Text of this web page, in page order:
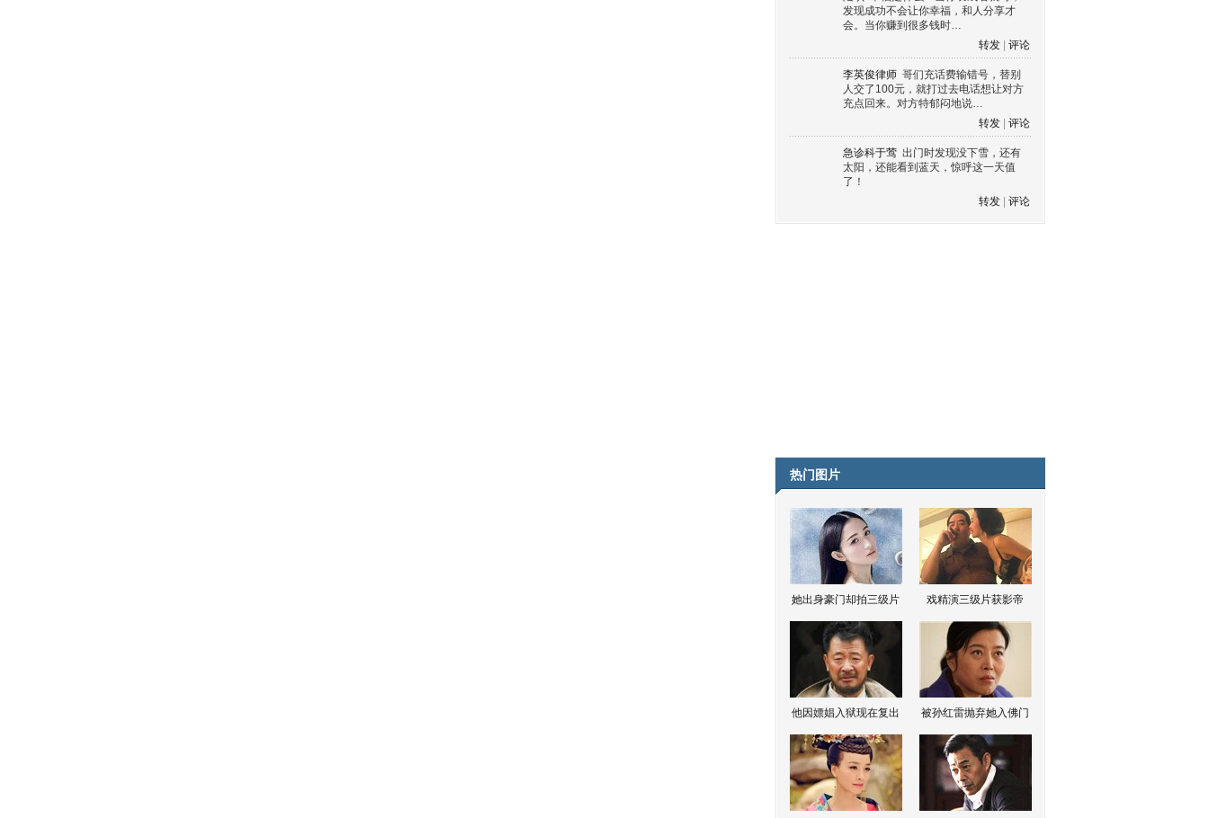
发现成功不会让你幸福，和人分享才
会。当你赚到很多钱时…
转发
评论
李英俊律师 哥们充话费输错号，替别
人交了100元，就打过去电话想让对方
充点回来。对方特郁闷地说…
转发
评论
急诊科于莺 出门时发现没下雪，还有
太阳，还能看到蓝天，惊呼这一天值
了！
转发
评论
热门图片
她出身豪门却拍三级片 戏精演三级片获影帝
他因嫖娼入狱现在复出 被孙红雷抛弃她入佛门